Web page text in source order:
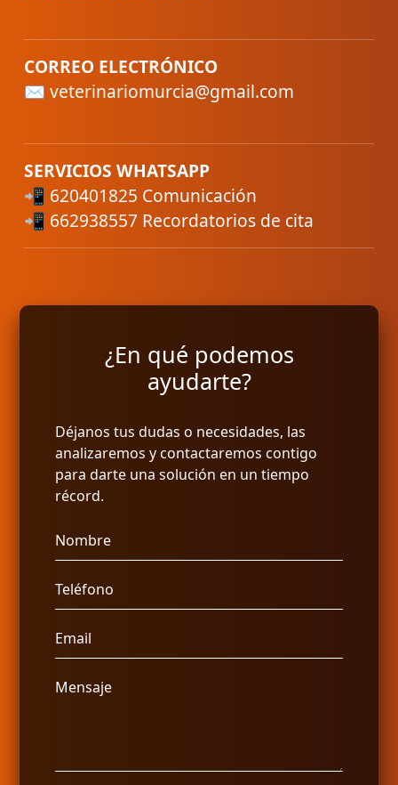
CORREO ELECTRÓNICO
✉ veterinariomurcia@gmail.com
SERVICIOS WHATSAPP
📲 620401825 Comunicación
📲 662938557 Recordatorios de cita
¿En qué podemos
ayudarte?
Déjanos tus dudas o necesidades, las
analizaremos y contactaremos contigo
para darte una solución en un tiempo
récord.
Nombre
Teléfono
Email
Mensaje